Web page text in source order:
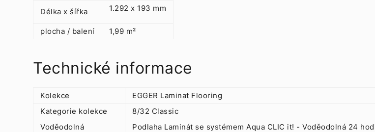
Délka x šířka 1.292 x 193 mm
plocha / balení 1,99 m²
Technické informace
Kolekce
EGGER Laminat Flooring
Kategorie kolekce
8/32 Classic
Voděodolná
Podlaha Laminát se systémem Aqua CLIC it! - Voděodolná 24